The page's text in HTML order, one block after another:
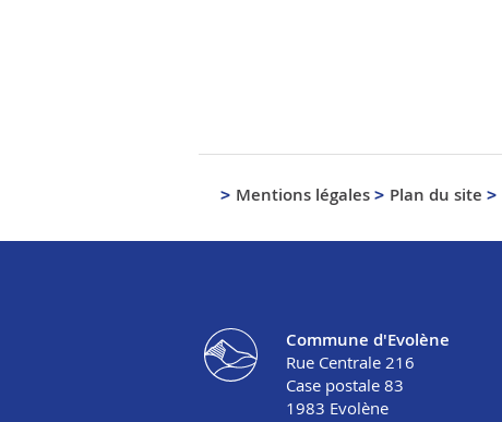
Mentions légales Plan du site
Commune d'Evolène
Rue Centrale 216
Case postale 83
1983 Evolène